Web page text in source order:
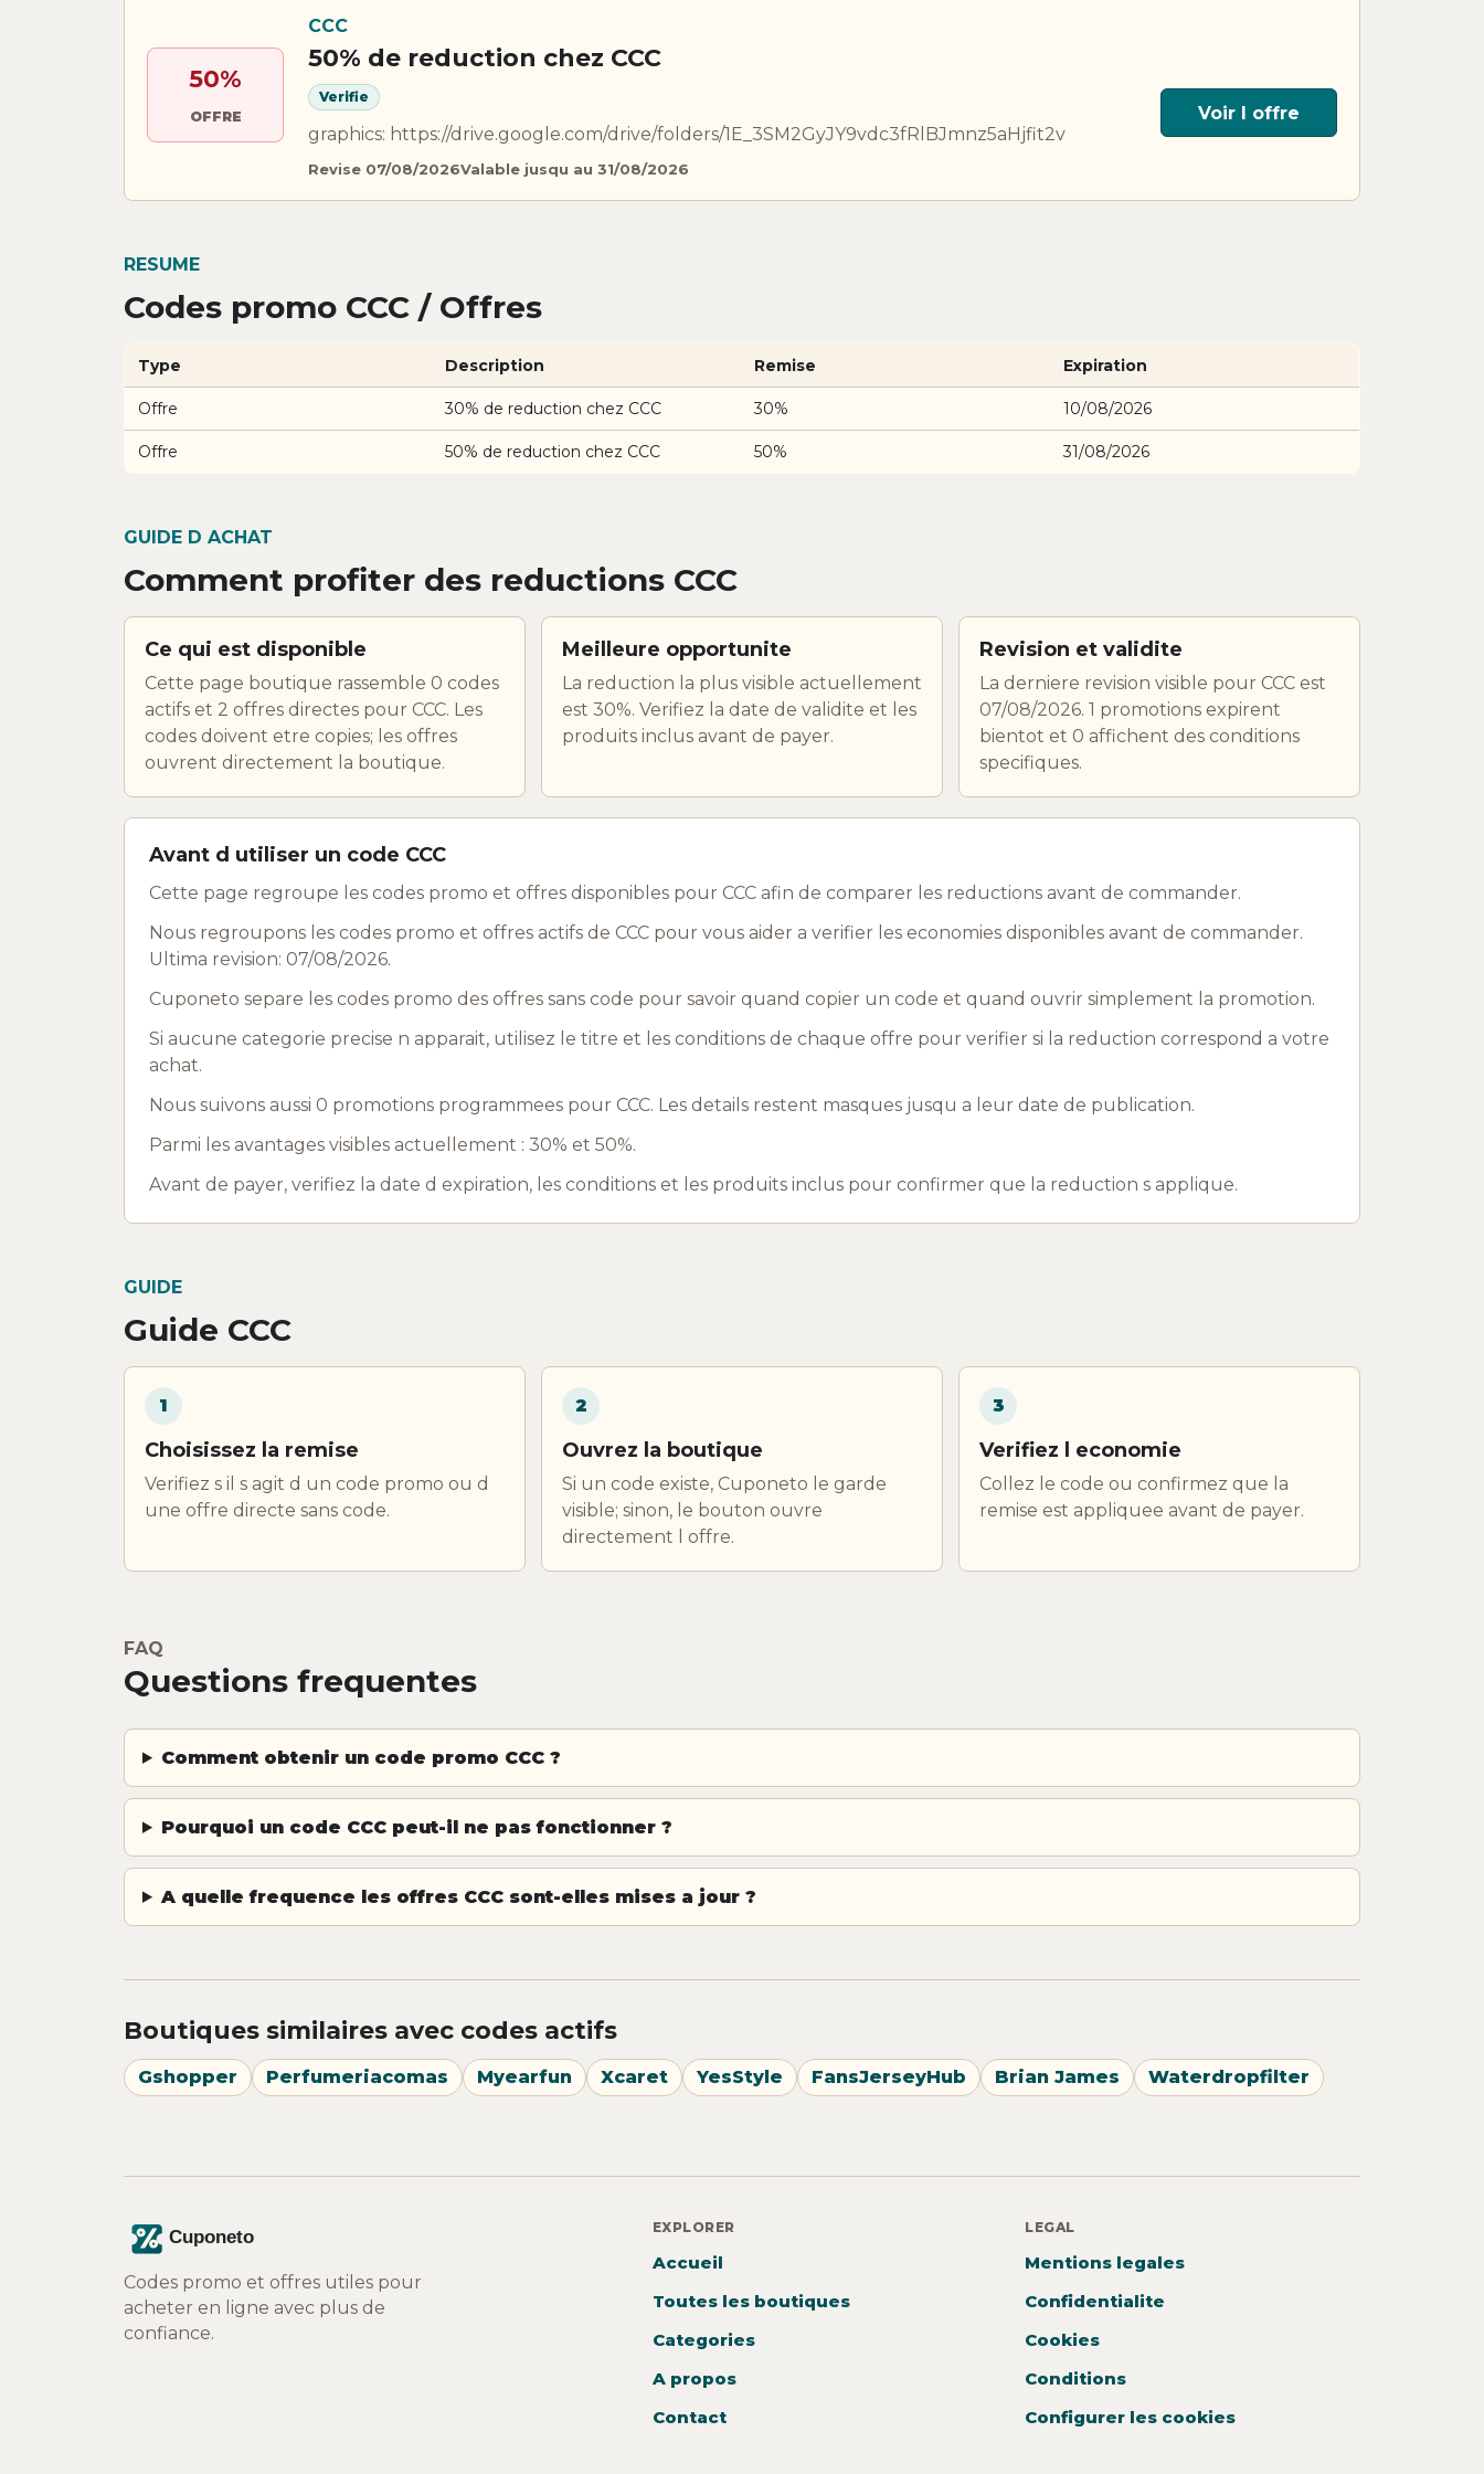
50%
OFFRE
CCC
50% de reduction chez CCC
Verifie
graphics: https://drive.google.com/drive/folders/1E_3SM2GyJY9vdc3fRlBJmnz5aHjfit2v
Revise 07/08/2026Valable jusqu au 31/08/2026
Voir l offre
RESUME
Codes promo CCC / Offres
Type Description Remise Expiration
Offre 30% de reduction chez CCC 30% 10/08/2026
Offre 50% de reduction chez CCC 50% 31/08/2026
GUIDE D ACHAT
Comment profiter des reductions CCC
Ce qui est disponible
Cette page boutique rassemble 0 codes
actifs et 2 offres directes pour CCC. Les
codes doivent etre copies; les offres
ouvrent directement la boutique.
Meilleure opportunite
La reduction la plus visible actuellement
est 30%. Verifiez la date de validite et les
produits inclus avant de payer.
Revision et validite
La derniere revision visible pour CCC est
07/08/2026. 1 promotions expirent
bientot et 0 affichent des conditions
specifiques.
Avant d utiliser un code CCC
Cette page regroupe les codes promo et offres disponibles pour CCC afin de comparer les reductions avant de commander.
Nous regroupons les codes promo et offres actifs de CCC pour vous aider a verifier les economies disponibles avant de commander.
Ultima revision: 07/08/2026.
Cuponeto separe les codes promo des offres sans code pour savoir quand copier un code et quand ouvrir simplement la promotion.
Si aucune categorie precise n apparait, utilisez le titre et les conditions de chaque offre pour verifier si la reduction correspond a votre
achat.
Nous suivons aussi 0 promotions programmees pour CCC. Les details restent masques jusqu a leur date de publication.
Parmi les avantages visibles actuellement : 30% et 50%.
Avant de payer, verifiez la date d expiration, les conditions et les produits inclus pour confirmer que la reduction s applique.
GUIDE
Guide CCC
1
Choisissez la remise
Verifiez s il s agit d un code promo ou d
une offre directe sans code.
2
Ouvrez la boutique
Si un code existe, Cuponeto le garde
visible; sinon, le bouton ouvre
directement l offre.
3
Verifiez l economie
Collez le code ou confirmez que la
remise est appliquee avant de payer.
FAQ
Questions frequentes
Comment obtenir un code promo CCC ?
Pourquoi un code CCC peut-il ne pas fonctionner ?
A quelle frequence les offres CCC sont-elles mises a jour ?
Boutiques similaires avec codes actifs
Gshopper Perfumeriacomas Myearfun Xcaret YesStyle FansJerseyHub Brian James Waterdropfilter
Codes promo et offres utiles pour
acheter en ligne avec plus de
confiance.
EXPLORER
Accueil
Toutes les boutiques
Categories
A propos
Contact
LEGAL
Mentions legales
Confidentialite
Cookies
Conditions
Configurer les cookies